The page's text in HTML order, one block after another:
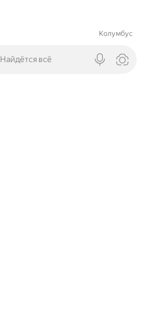
Колумбус
Найдётся всё